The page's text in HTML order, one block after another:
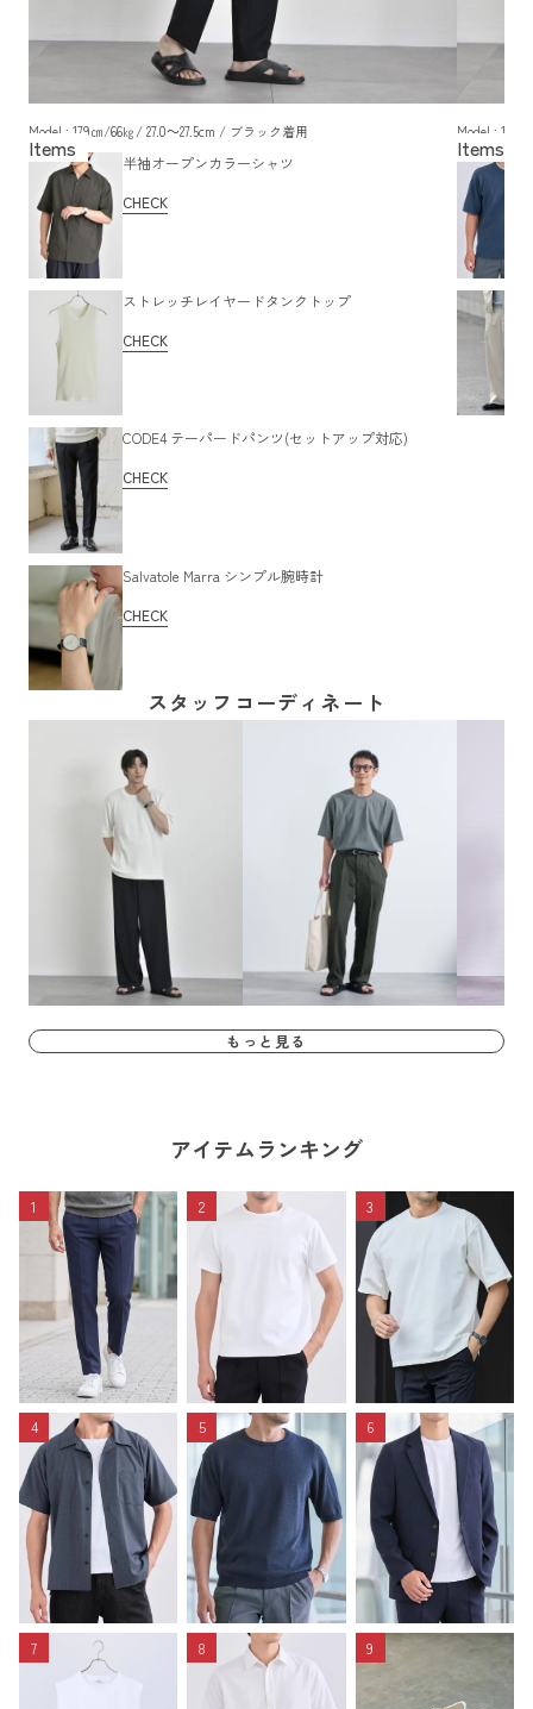
Model : 179㎝/66㎏/ 27.0～27.5cm / ブラック着用
半袖オープンカラーシャツ
CHECK
ストレッチレイヤードタンクトップ
CHECK
CODE4 テーパードパンツ(セットアップ対応)
CHECK
Salvatole Marra シンプル腕時計
CHECK
Model : 179
スタッフコーディネート
もっと見る
アイテムランキング
1 2 3
4 5 6
7 8 9